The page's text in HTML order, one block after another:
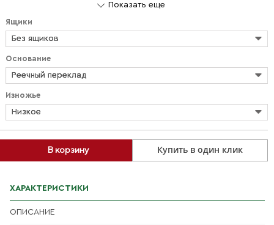
В корзину Купить в один клик
Показать еще
Ящики
Без ящиков
Основание
Реечный переклад
Изножье
Низкое
ХАРАКТЕРИСТИКИ
ОПИСАНИЕ